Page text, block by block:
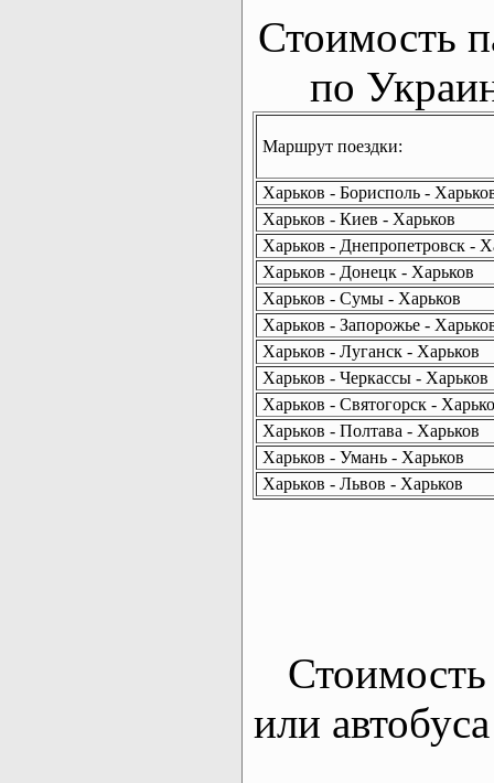
Стоимость
по
Маршрут поездки:
Харьков - Борисполь -
Харьков - Киев - Харьков
Харьков - Днепропетровск -
Харьков - Донецк - Харьков
Харьков - Сумы - Харьков
Харьков - Запорожье -
Харьков - Луганск - Харьков
Харьков - Черкассы - Харьков
Харьков - Святогорск -
Харьков - Полтава - Харьков
Харьков - Умань - Харьков
Харьков - Львов - Харьков
Стоимость
или